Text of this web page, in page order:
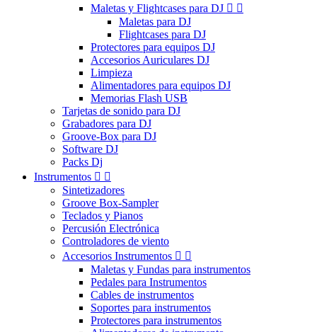
Maletas y Flightcases para DJ  
Maletas para DJ
Flightcases para DJ
Protectores para equipos DJ
Accesorios Auriculares DJ
Limpieza
Alimentadores para equipos DJ
Memorias Flash USB
Tarjetas de sonido para DJ
Grabadores para DJ
Groove-Box para DJ
Software DJ
Packs Dj
Instrumentos  
Sintetizadores
Groove Box-Sampler
Teclados y Pianos
Percusión Electrónica
Controladores de viento
Accesorios Instrumentos  
Maletas y Fundas para instrumentos
Pedales para Instrumentos
Cables de instrumentos
Soportes para instrumentos
Protectores para instrumentos